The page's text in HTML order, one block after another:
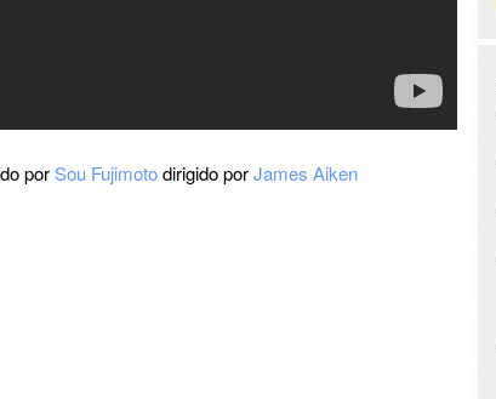
porSou Fujimotodirigido porJames Aiken